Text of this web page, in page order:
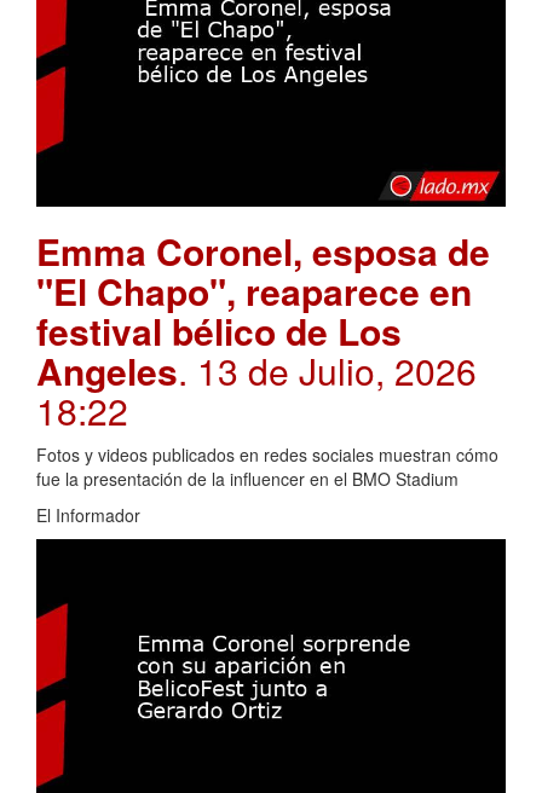
Emma Coronel, esposa de
"El Chapo", reaparece en
festival bélico de Los
Angeles. 13 de Julio, 2026
18:22
Fotos y videos publicados en redes sociales muestran cómo
fue la presentación de la influencer en el BMO Stadium
El Informador